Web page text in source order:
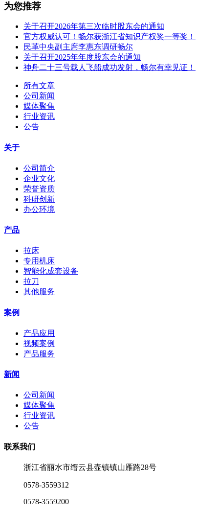
为您推荐
关于召开2026年第三次临时股东会的通知
官方权威认可！畅尔获浙江省知识产权奖一等奖！
民革中央副主席李惠东调研畅尔
关于召开2025年年度股东会的通知
神舟二十三号载人飞船成功发射，畅尔有幸见证！
所有文章
公司新闻
媒体聚焦
行业资讯
公告
关于
公司简介
企业文化
荣誉资质
科研创新
办公环境
产品
拉床
专用机床
智能化成套设备
拉刀
其他服务
案例
产品应用
视频案例
产品服务
新闻
公司新闻
媒体聚焦
行业资讯
公告
联系我们
浙江省丽水市缙云县壶镇镇山雁路28号
0578-3559312
0578-3559200